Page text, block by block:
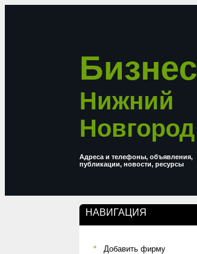
Бизнес
Нижний
Новгород
Адреса и телефоны, объявления,
публикации, новости, ресурсы
НАВИГАЦИЯ
Добавить фирму